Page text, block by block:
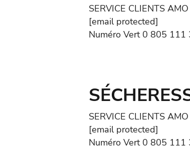
SERVICE CLIENTS
[email protected]
Numéro Vert 0 805
SERVICE CLIENTS
[email protected]
Numéro Vert 0 805